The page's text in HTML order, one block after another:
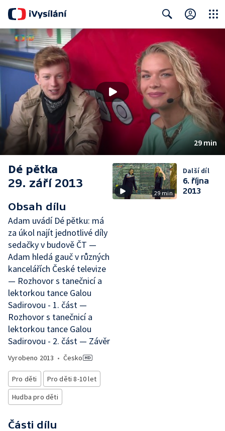
29 min
Dé pětka
29. září 2013
Obsah dílu
Adam uvádí Dé pětku: má
za úkol najít jednotlivé díly
sedačky v budově ČT —
Adam hledá gauč v různých
kancelářích České televize
— Rozhovor s tanečnicí a
lektorkou tance Galou
Sadirovou - 1. část —
Rozhovor s tanečnicí a
lektorkou tance Galou
Sadirovou - 2. část — Závěr
Vyrobeno 2013 • Česko
Pro děti
Pro děti 8-10 let
Hudba pro děti
Části dílu
29 min
Další díl
6. října
2013